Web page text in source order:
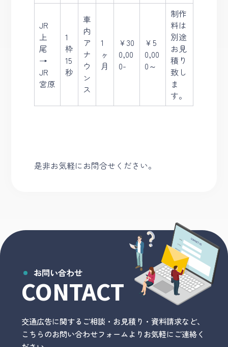
JR
上
尾
→
JR
宮原
1
枠
15
秒
車
内
ア
ナ
ウ
ン
ス
1
ヶ
月
￥30
0,00
0-
￥5
0,00
0～
制作
料は
別途
お見
積り
致し
ま
す。
是非お気軽にお問合せください。
お問い合わせ
CONTACT
交通広告に関するご相談・お見積り・資料請求など、
こちらのお問い合わせフォームよりお気軽にご連絡く